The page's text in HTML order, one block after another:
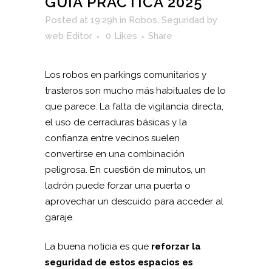
Posted at 19:29h in Robos, Seguridad by
web Editor
0 Likes Share
Los robos en parkings comunitarios y
trasteros son mucho más habituales de lo
que parece. La falta de vigilancia directa,
el uso de cerraduras básicas y la
confianza entre vecinos suelen
convertirse en una combinación
peligrosa. En cuestión de minutos, un
ladrón puede forzar una puerta o
aprovechar un descuido para acceder al
garaje.
La buena noticia es que reforzar la
seguridad de estos espacios es